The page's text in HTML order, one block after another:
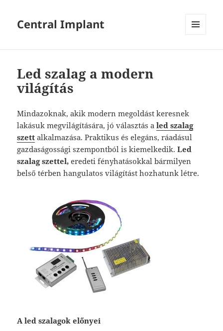
Central Implant
Led szalag a modern
világítás
Mindazoknak, akik modern megoldást keresnek
lakásuk megvilágítására, jó választás aled szalag
szett alkalmazása. Praktikus és elegáns, ráadásul
gazdaságossági szempontból is kiemelkedik.Led
szalag szettel,eredeti fényhatásokkal bármilyen
belső térben hangulatos világítást hozhatunk létre.
A led szalagok előnyei